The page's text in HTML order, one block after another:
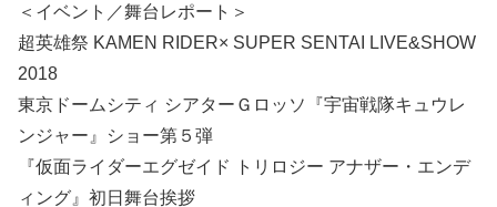
＜イベント／舞台レポート＞
超英雄祭 KAMEN RIDER× SUPER SENTAI LIVE&SHOW
2018
東京ドームシティ シアターＧロッソ『宇宙戦隊キュウレ
ンジャー』ショー第５弾
『仮面ライダーエグゼイド トリロジー アナザー・エンデ
ィング』初日舞台挨拶